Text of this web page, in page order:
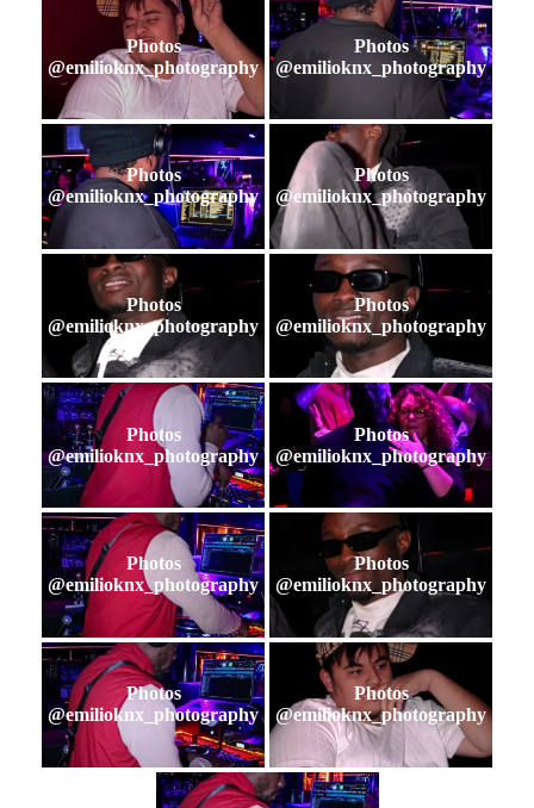
Photos
@emilioknx_photography
Photos
@emilioknx_photography
Photos
@emilioknx_photography
Photos
@emilioknx_photography
Photos
@emilioknx_photography
Photos
@emilioknx_photography
Photos
@emilioknx_photography
Photos
@emilioknx_photography
Photos
@emilioknx_photography
Photos
@emilioknx_photography
Photos
@emilioknx_photography
Photos
@emilioknx_photography